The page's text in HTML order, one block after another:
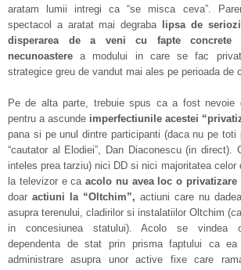
aratam lumii intregi ca “se misca ceva”.
spectacol a aratat mai degraba
lipsa de
disperarea de a veni cu fapte concrete
necunoastere a modului in care se fac
strategice greu de vandut mai ales pe perioada de
Pe de alta parte, trebuie spus ca a fost nevoie
pentru a ascunde imperfectiunile acestei
pana si pe unul dintre participanti (daca nu pe toti
“cautator al Elodiei”, Dan Diaconescu (in
inteles prea tarziu) nici DD si nici majoritatea celor
la televizor e caacolo nu avea loc o privatizare
doar actiuni la “Oltchim”, actiuni care nu
asupra terenului, cladirilor si instalatiilor Oltchim
in concesiunea statului). Acolo se vindea
dependenta de stat prin prisma faptului ca
administrare asupra unor active fixe care